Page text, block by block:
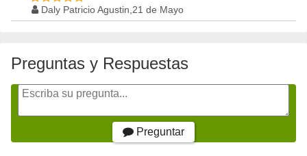
Daly Patricio Agustin,21 de Mayo
Preguntas y Respuestas
Preguntar